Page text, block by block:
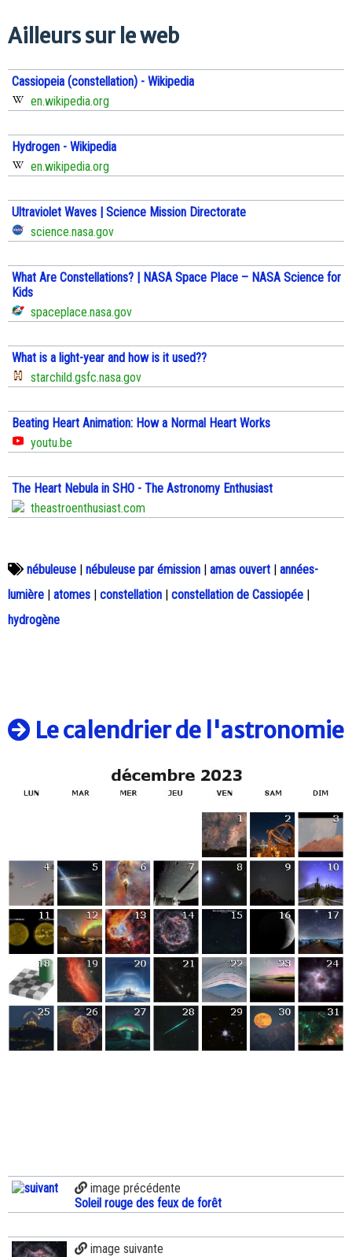
Ailleurs sur le web
Cassiopeia (constellation) - Wikipedia
en.wikipedia.org
Hydrogen - Wikipedia
en.wikipedia.org
Ultraviolet Waves | Science Mission Directorate
science.nasa.gov
What Are Constellations? | NASA Space Place – NASA Science for
Kids
spaceplace.nasa.gov
What is a light-year and how is it used??
starchild.gsfc.nasa.gov
Beating Heart Animation: How a Normal Heart Works
youtu.be
The Heart Nebula in SHO - The Astronomy Enthusiast
theastroenthusiast.com
nébuleuse | nébuleuse par émission | amas ouvert | années-
lumière | atomes | constellation | constellation de Cassiopée |
hydrogène
Le calendrier de l'astronomie
image précédente
Soleil rouge des feux de forêt
image suivante